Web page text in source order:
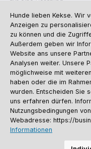
Oder über unser
Vertrag widerrufen
Kundenservice
Informationen
Social Media und
Versandinformationen
Batterieentsorgung
Hunde lieben Kekse. Wir
Anzeigen zu
zu können und die
Außerdem geben wir
Website ans unsere
Analysen weiter. Unsere
möglichweise mit
haben oder die im
wurden. Entscheiden Sie
uns erfahren dürfen.
Nutzungsbedingungen
Webadresse: https://
Informationen